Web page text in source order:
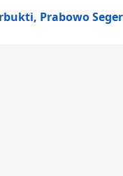
Prabowo